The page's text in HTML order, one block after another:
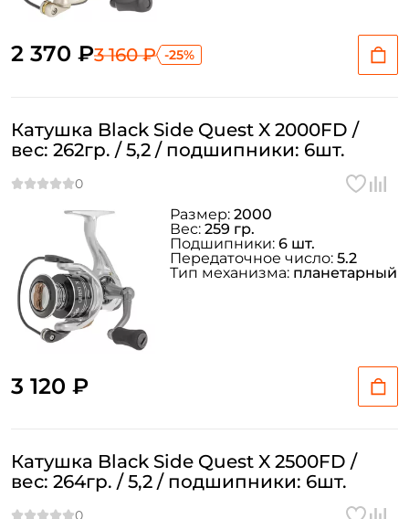
2 370 ₽3 160 ₽ -25%
Катушка Black Side Quest X 2000FD /
вес: 262гр. / 5,2 / подшипники: 6шт.
3 120 ₽
Размер: 2000
Вес: 259 гр.
Подшипники: 6 шт.
Передаточное число: 5.2
Тип механизма: планетарный
Катушка Black Side Quest X 2500FD /
вес: 264гр. / 5,2 / подшипники: 6шт.